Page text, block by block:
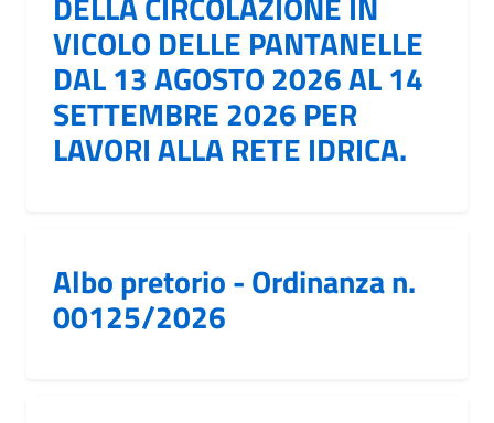
VICOLO DELLE PANTANELLE
DAL 13 AGOSTO 2026 AL 14
SETTEMBRE 2026 PER
LAVORI ALLA RETE IDRICA.
Albo pretorio - Ordinanza n.
00125/2026